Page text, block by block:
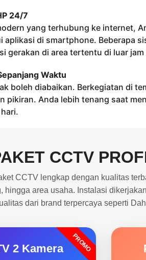
24/7
yang terhubung ke internet,
aplikasi di smartphone. Beberapa
gerakan di area tertentu di luar
Waktu
boleh diabaikan. Berkegiatan di
pikiran. Anda lebih tenang saat
CCTV
CCTV lengkap dengan kualitas
hingga area usaha. Instalasi
dari brand terpercaya seperti
PROMO
2 Kamera